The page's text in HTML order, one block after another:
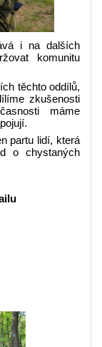
i na dalších
komunitu
těchto oddílů,
zkušenosti
máme
partu lidí, která
o chystaných